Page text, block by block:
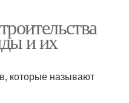
и их
которые называют